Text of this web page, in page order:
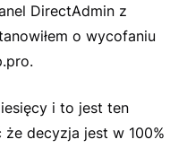
DirectAdmin z
o wycofaniu
i to jest ten
decyzja jest w 100%